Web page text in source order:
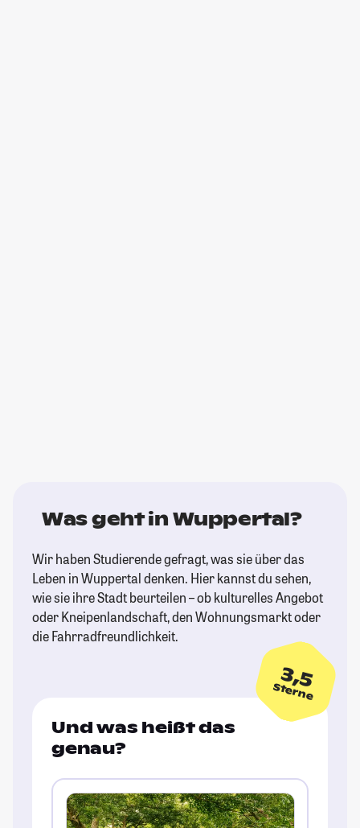
Was geht in Wuppertal?
Wir haben Studierende gefragt, was sie über das
Leben in Wuppertal denken. Hier kannst du sehen,
wie sie ihre Stadt beurteilen – ob kulturelles Angebot
oder Kneipenlandschaft, den Wohnungsmarkt oder
die Fahrradfreundlichkeit.
3,5
Sterne
Und was heißt das
genau?